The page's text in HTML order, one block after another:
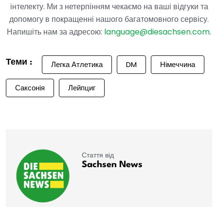
інтелекту. Ми з нетерпінням чекаємо на ваші відгуки та
допомогу в покращенні нашого багатомовного сервісу.
Напишіть нам за адресою: language@diesachsen.com.
Теми : Легка Атлетика DM Німеччина
Саксонія Лейпциг
Стаття від
Sachsen News